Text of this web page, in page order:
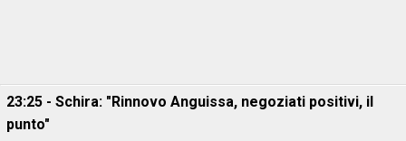
23:25 - Schira: "Rinnovo Anguissa, negoziati positivi, il
punto"